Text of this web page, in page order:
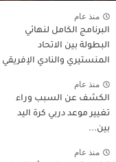
منذ عام
البرنامج الكامل لنهائي
البطولة بين الاتحاد
المنستيري والنادي الإفريقي
منذ عام
الكشف عن السبب وراء
تغيير موعد دربي كرة اليد
بين...
منذ عام